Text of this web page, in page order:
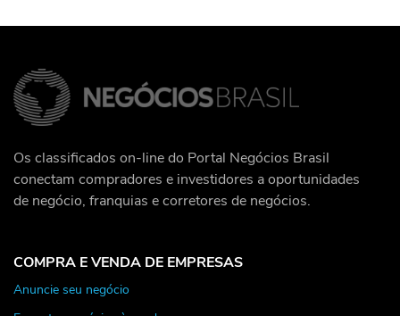
Os classificados on-line do Portal Negócios Brasil
conectam compradores e investidores a oportunidades
de negócio, franquias e corretores de negócios.
COMPRA E VENDA DE EMPRESAS
Anuncie seu negócio